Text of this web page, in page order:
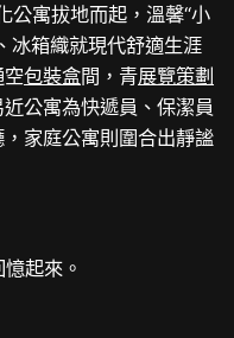
公寓拔地而起，溫馨“小
冰箱織就現代舒適生涯
空包裝盒間，青展覽策劃
公寓為快遞員、保潔員
家庭公寓則圍合出靜謐
起來。